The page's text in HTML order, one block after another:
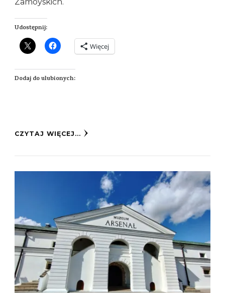
Udostępnij:
Więcej
Dodaj do ulubionych:
CZYTAJ WIĘCEJ...